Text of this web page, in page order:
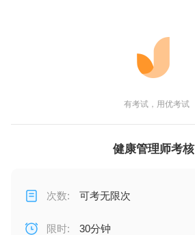
有考试，用优考试
健康管理师考核
次数: 可考无限次
限时: 30分钟